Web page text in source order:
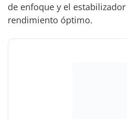
de enfoque y el
rendimiento óptimo.